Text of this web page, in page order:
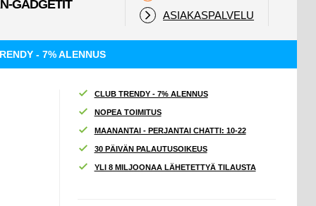
ASIAKASPALVELU
- 7% ALENNUS
CLUB TRENDY - 7% ALENNUS
NOPEA TOIMITUS
MAANANTAI - PERJANTAI CHATTI: 10-22
30 PÄIVÄN PALAUTUSOIKEUS
YLI 8 MILJOONAA LÄHETETTYÄ TILAUSTA